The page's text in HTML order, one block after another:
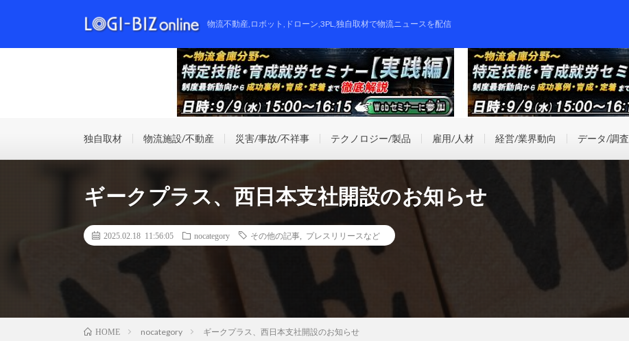
物流不動産,ロボット,ドローン,3PL,独自取材で物流ニュースを配信
独自取材 物流施設/不動産 災害/事故/不祥事 テクノロジー/製品 雇用/人材 経営/業界動向 データ/調査
ギークプラス、西日本支社開設のお知らせ
2025.02.18 11:56:05 nocategory その他の記事 プレスリリースなど
HOME nocategory ギークプラス、西日本支社開設のお知らせ